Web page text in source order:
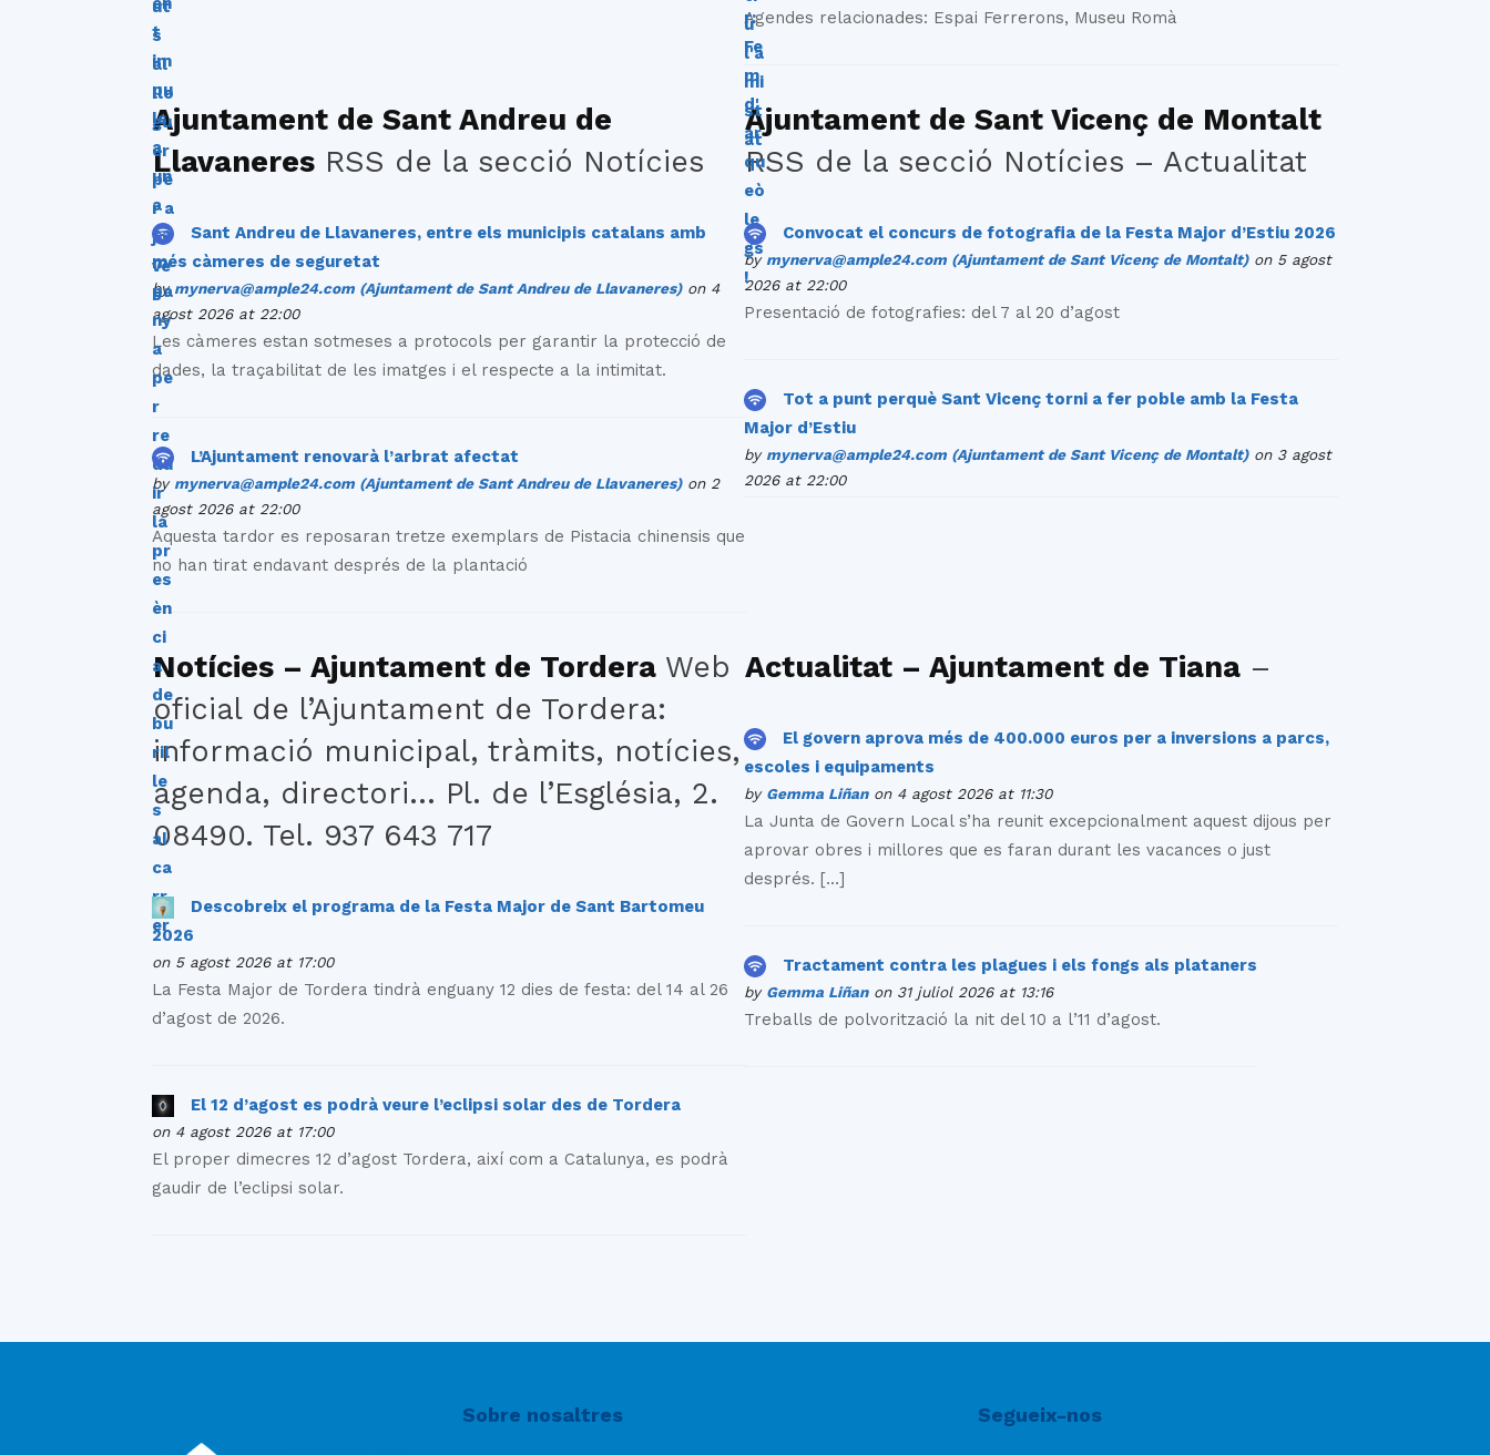
Agendes relacionades: Espai Ferrerons, Museu Romà
Ajuntament de Sant Andreu de
Llavaneres RSS de la secció Notícies
Sant Andreu de Llavaneres, entre els municipis catalans amb
més càmeres de seguretat
bymynerva@ample24.com (Ajuntament de Sant Andreu de Llavaneres)on 4
agost 2026 at 22:00
Les càmeres estan sotmeses a protocols per garantir la protecció de
dades, la traçabilitat de les imatges i el respecte a la intimitat.
L’Ajuntament renovarà l’arbrat afectat
by mynerva@ample24.com (Ajuntament de Sant Andreu de Llavaneres)on 2
agost 2026 at 22:00
Aquesta tardor es reposaran tretze exemplars de Pistacia chinensis que
no han tirat endavant després de la plantació
Ajuntament de Sant Vicenç de Montalt
RSS de la secció Notícies – Actualitat
Convocat el concurs de fotografia de la Festa Major d’Estiu 2026
by mynerva@ample24.com (Ajuntament de Sant Vicenç de Montalt)on 5 agost
2026 at 22:00
Presentació de fotografies: del 7 al 20 d’agost
Tot a punt perquè Sant Vicenç torni a fer poble amb la Festa
Major d’Estiu
by mynerva@ample24.com (Ajuntament de Sant Vicenç de Montalt)on 3 agost
2026 at 22:00
Notícies – Ajuntament de Tordera Web
oficial de l’Ajuntament de Tordera:
informació municipal, tràmits, notícies,
agenda, directori… Pl. de l’Església, 2.
08490. Tel. 937 643 717
Descobreix el programa de la Festa Major de Sant Bartomeu
2026
on 5 agost 2026 at 17:00
La Festa Major de Tordera tindrà enguany 12 dies de festa: del 14 al 26
d’agost de 2026.
El 12 d’agost es podrà veure l’eclipsi solar des de Tordera
on 4 agost 2026 at 17:00
El proper dimecres 12 d’agost Tordera, així com a Catalunya, es podrà
gaudir de l’eclipsi solar.
Actualitat – Ajuntament de Tiana –
El govern aprova més de 400.000 euros per a inversions a parcs,
escoles i equipaments
by Gemma Liñanon 4 agost 2026 at 11:30
La Junta de Govern Local s’ha reunit excepcionalment aquest dijous per
aprovar obres i millores que es faran durant les vacances o just
després. […]
Tractament contra les plagues i els fongs als plataners
by Gemma Liñanon 31 juliol 2026 at 13:16
Treballs de polvorització la nit del 10 a l’11 d’agost.
Sobre nosaltres Segueix-nos